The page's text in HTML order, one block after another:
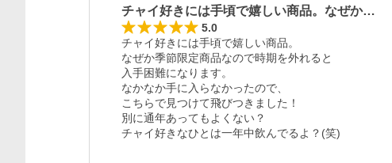
チャイ好きには手頃で嬉しい商品。なぜか…
5.0
チャイ好きには手頃で嬉しい商品。
なぜか季節限定商品なので時期を外れると
入手困難になります。
なかなか手に入らなかったので、
こちらで見つけて飛びつきました！
別に通年あってもよくない？
チャイ好きなひとは一年中飲んでるよ？(笑)